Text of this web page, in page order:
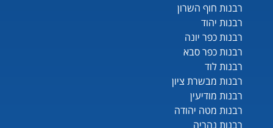
רבנות חוף השרון
רבנות יהוד
רבנות כפר יונה
רבנות כפר סבא
רבנות לוד
רבנות מבשרת ציון
רבנות מודיעין
רבנות מטה יהודה
רבנות נהריה